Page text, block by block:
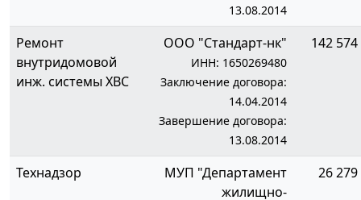
13.08.2014
Ремонт
внутридомовой
инж. системы ХВС
ООО "Стандарт-нк"
ИНН: 1650269480
Заключение договора:
14.04.2014
Завершение договора:
13.08.2014
142
Технадзор
МУП "Департамент
жилищно-
26 279